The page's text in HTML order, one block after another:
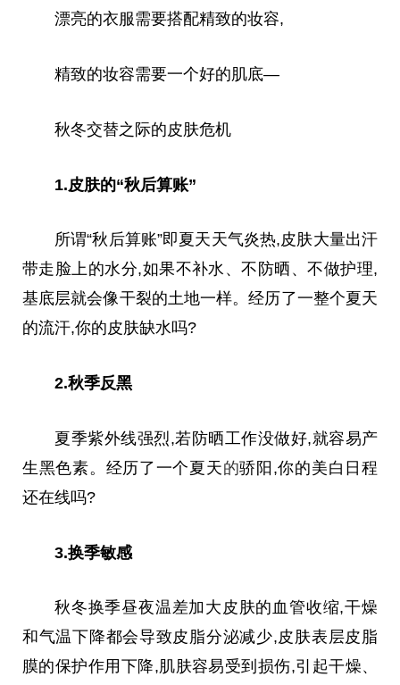
漂亮的衣服需要搭配精致的妆容,
精致的妆容需要一个好的肌底—
秋冬交替之际的皮肤危机
1.皮肤的“秋后算账”
所谓“秋后算账”即夏天天气炎热,皮肤大量出汗
带走脸上的水分,如果不补水、不防晒、不做护理,
基底层就会像干裂的土地一样。经历了一整个夏天
的流汗,你的皮肤缺水吗?
2.秋季反黑
夏季紫外线强烈,若防晒工作没做好,就容易产
生黑色素。经历了一个夏天的骄阳,你的美白日程
还在线吗?
3.换季敏感
秋冬换季昼夜温差加大皮肤的血管收缩,干燥
和气温下降都会导致皮脂分泌减少,皮肤表层皮脂
膜的保护作用下降,肌肤容易受到损伤,引起干燥、